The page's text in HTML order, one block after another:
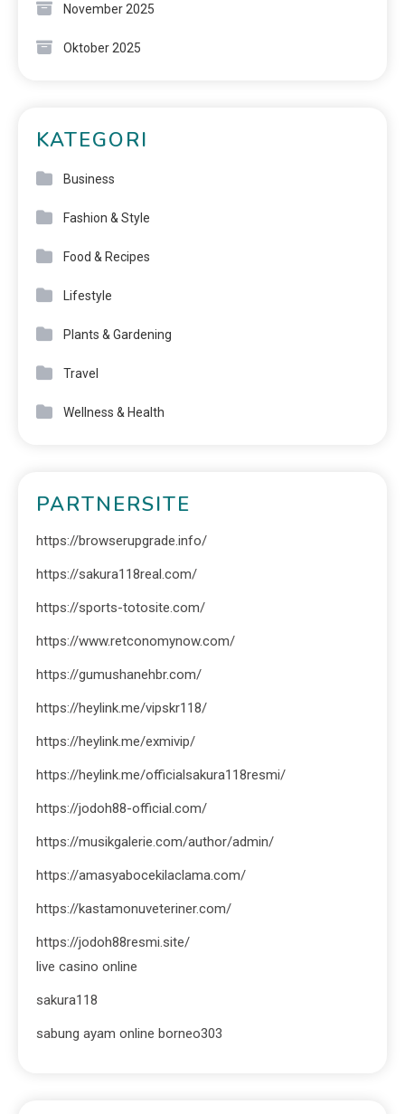
November 2025
Oktober 2025
KATEGORI
Business
Fashion & Style
Food & Recipes
Lifestyle
Plants & Gardening
Travel
Wellness & Health
PARTNERSITE
https://browserupgrade.info/
https://sakura118real.com/
https://sports-totosite.com/
https://www.retconomynow.com/
https://gumushanehbr.com/
https://heylink.me/vipskr118/
https://heylink.me/exmivip/
https://heylink.me/officialsakura118resmi/
https://jodoh88-official.com/
https://musikgalerie.com/author/admin/
https://amasyabocekilaclama.com/
https://kastamonuveteriner.com/
https://jodoh88resmi.site/
live casino online
sakura118
sabung ayam online borneo303